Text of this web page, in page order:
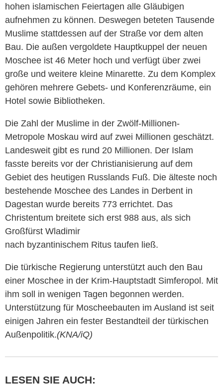
hohen islamischen Feiertagen alle Gläubigen
aufnehmen zu können. Deswegen beteten Tausende
Muslime stattdessen auf der Straße vor dem alten
Bau. Die außen vergoldete Hauptkuppel der neuen
Moschee ist 46 Meter hoch und verfügt über zwei
große und weitere kleine Minarette. Zu dem Komplex
gehören mehrere Gebets- und Konferenzräume, ein
Hotel sowie Bibliotheken.
Die Zahl der Muslime in der Zwölf-Millionen-
Metropole Moskau wird auf zwei Millionen geschätzt.
Landesweit gibt es rund 20 Millionen. Der Islam
fasste bereits vor der Christianisierung auf dem
Gebiet des heutigen Russlands Fuß. Die älteste noch
bestehende Moschee des Landes in Derbent in
Dagestan wurde bereits 773 errichtet. Das
Christentum breitete sich erst 988 aus, als sich
Großfürst Wladimir
nach byzantinischem Ritus taufen ließ.
Die türkische Regierung unterstützt auch den Bau
einer Moschee in der Krim-Hauptstadt Simferopol. Mit
ihm soll in wenigen Tagen begonnen werden.
Unterstützung für Moscheebauten im Ausland ist seit
einigen Jahren ein fester Bestandteil der türkischen
Außenpolitik.(KNA/iQ)
LESEN SIE AUCH: